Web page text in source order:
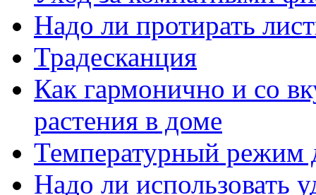
Надо ли протирать
Традесканция
Как гармонично и со
растения в доме
Температурный режим
Надо ли использовать